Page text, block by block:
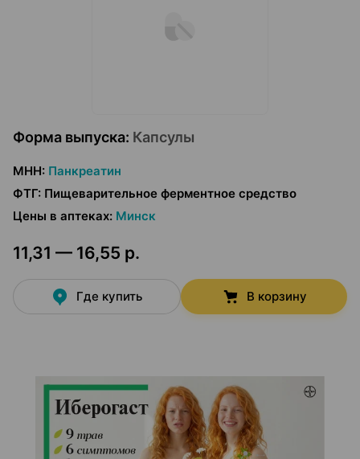
Форма выпуска: Капсулы
МНН: Панкреатин
ФТГ: Пищеварительное ферментное средство
Цены в аптеках: Минск
11,31 — 16,55 р.
Где купить В корзину